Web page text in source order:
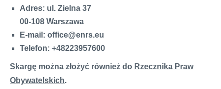
Adres: ul. Zielna 37
00-108 Warszawa
E-mail: office@enrs.eu
Telefon: +48223957600
Skargę można złożyć również do Rzecznika Praw
Obywatelskich.